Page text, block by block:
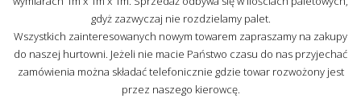
gdyż zazwyczaj nie rozdzielamy palet.
Wszystkich zainteresowanych nowym towarem zapraszamy na zakupy
do naszej hurtowni. Jeżeli nie macie Państwo czasu do nas przyjechać
zamówienia można składać telefonicznie gdzie towar rozwożony jest
przez naszego kierowcę.